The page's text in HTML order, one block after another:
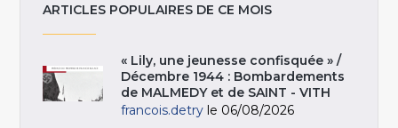
ARTICLES POPULAIRES DE CE MOIS
« Lily, une jeunesse confisquée » /
Décembre 1944 : Bombardements
de MALMEDY et de SAINT - VITH
francois.detry le 06/08/2026